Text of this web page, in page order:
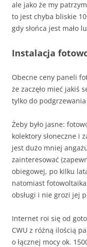
ale jako że my
to jest chyba bliskie
gdy słońca jest mało
Instalacja
Obecne ceny paneli
że zaczęło mieć jakiś
tylko do podgrzewania
Żeby było jasne:
kolektory słoneczne i
jest dużo mniej
zainteresować
obiegowej, po kilku
natomiast
obsługi i nie grozi jej
Internet roi się od
CWU z różną ilością
o łącznej mocy ok.